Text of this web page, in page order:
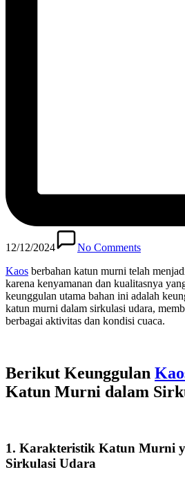
12/12/2024
No Comments
Kaos berbahan katun murni telah
karena kenyamanan dan kualitasnya
keunggulan utama bahan ini adalah
katun murni dalam sirkulasi udara,
berbagai aktivitas dan kondisi cuaca.
Berikut Keunggulan
Katun Murni dalam
1. Karakteristik Katun Murni
Sirkulasi Udara